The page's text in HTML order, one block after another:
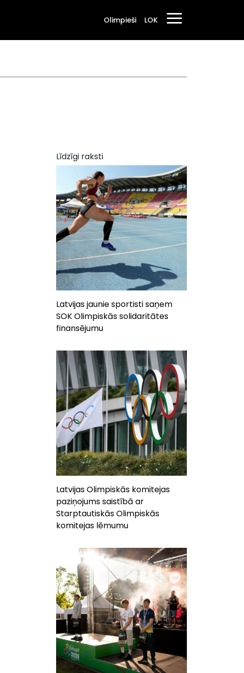
Olimpieši LOK
Līdzīgi raksti
Latvijas jaunie sportisti saņem
SOK Olimpiskās solidaritātes
finansējumu
Latvijas Olimpiskās komitejas
paziņojums saistībā ar
Starptautiskās Olimpiskās
komitejas lēmumu